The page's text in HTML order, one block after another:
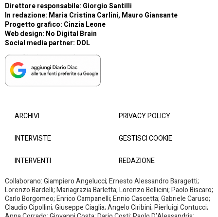
Direttore responsabile: Giorgio Santilli
In redazione: Maria Cristina Carlini, Mauro Giansante
Progetto grafico: Cinzia Leone
Web design: No Digital Brain
Social media partner: DOL
ARCHIVI
INTERVISTE
INTERVENTI
PRIVACY POLICY
GESTISCI COOKIE
REDAZIONE
Collaborano: Giampiero Angelucci; Ernesto Alessandro Baragetti;
Lorenzo Bardelli; Mariagrazia Barletta; Lorenzo Bellicini; Paolo Biscaro;
Carlo Borgomeo; Enrico Campanelli; Ennio Cascetta; Gabriele Caruso;
Claudio Cipollini; Giuseppe Ciaglia; Angelo Ciribini; Pierluigi Contucci;